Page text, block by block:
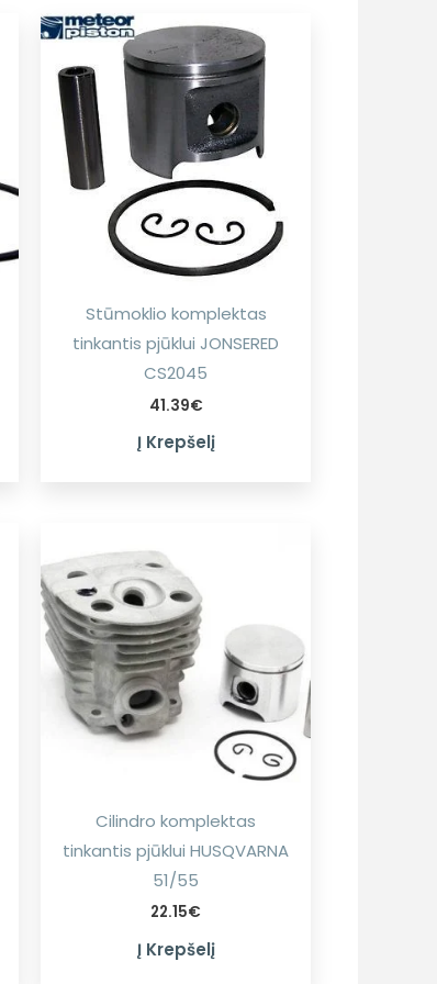
Stūmoklio komplektas
tinkantis pjūklui JONSERED
CS2045
41.39€
Į Krepšelį
Cilindro komplektas
tinkantis pjūklui HUSQVARNA
51/55
22.15€
Į Krepšelį